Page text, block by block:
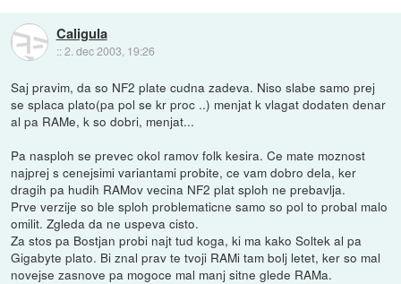
Caligula
::2. dec 2003, 19:26
Saj pravim, da so NF2 plate cudna zadeva. Niso slabe samo prej
se splaca plato(pa pol se kr proc ..) menjat k vlagat dodaten denar
al pa RAMe, k so dobri, menjat...
Pa nasploh se prevec okol ramov folk kesira. Ce mate moznost
najprej s cenejsimi variantami probite, ce vam dobro dela, ker
dragih pa hudih RAMov vecina NF2 plat sploh ne prebavlja.
Prve verzije so ble sploh problematicne samo so pol to probal malo
omilit. Zgleda da ne uspeva cisto.
Za stos pa Bostjan probi najt tud koga, ki ma kako Soltek al pa
Gigabyte plato. Bi znal prav te tvoji RAMi tam bolj letet, ker so mal
novejse zasnove pa mogoce mal manj sitne glede RAMa.